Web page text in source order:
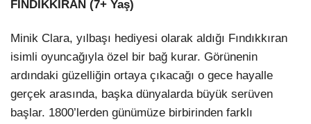
FINDIKKIRAN (7+ Yaş)
Minik Clara, yılbaşı hediyesi olarak aldığı Fındıkkıran
isimli oyuncağıyla özel bir bağ kurar. Görünenin
ardındaki güzelliğin ortaya çıkacağı o gece hayalle
gerçek arasında, başka dünyalarda büyük serüven
başlar. 1800’lerden günümüze birbirinden farklı